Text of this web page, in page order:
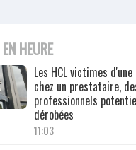
HEURE
Les HCL victimes
chez un prestataire,
professionnels
dérobées
11:03